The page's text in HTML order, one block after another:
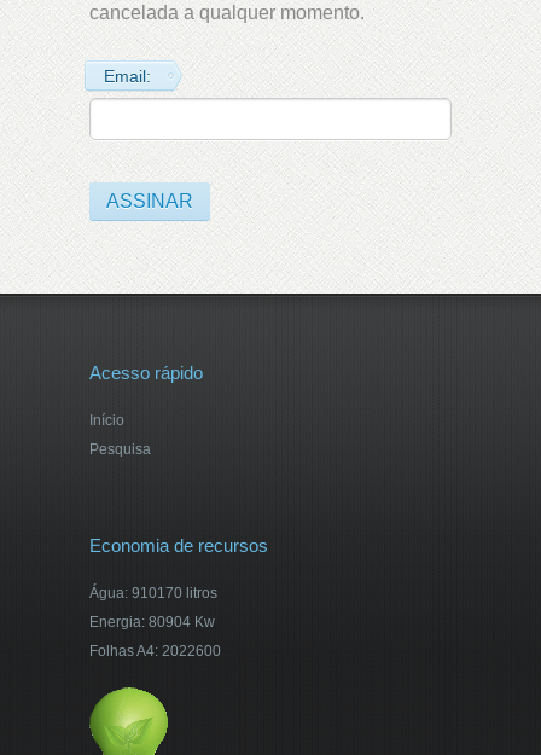
cancelada a qualquer momento.
Email:
Acesso rápido
Início
Pesquisa
Economia de recursos
Água: 910170 litros
Energia: 80904 Kw
Folhas A4: 2022600